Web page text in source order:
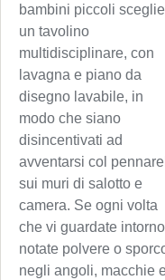
bambini piccoli
un tavolino
multidisciplinare, con
lavagna e piano da
disegno lavabile, in
modo che siano
disincentivati ad
avventarsi col
sui muri di salotto e
camera. Se ogni volta
che vi guardate intorno
notate polvere o
negli angoli, macchie